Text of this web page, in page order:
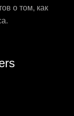
о том, как